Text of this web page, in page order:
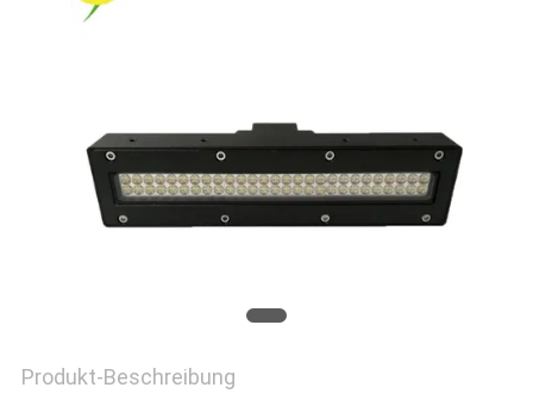
SITEMAP
PRIVACY
Produkt-Beschreibung